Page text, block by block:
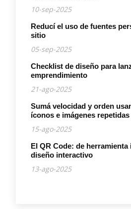
10-sep-2025
Reducí el uso de fuentes
sitio
05-sep-2025
Checklist de diseño para
emprendimiento
21-ago-2025
Sumá velocidad y orden
íconos e imágenes repetidas
15-ago-2025
El QR Code: de
diseño interactivo
13-ago-2025